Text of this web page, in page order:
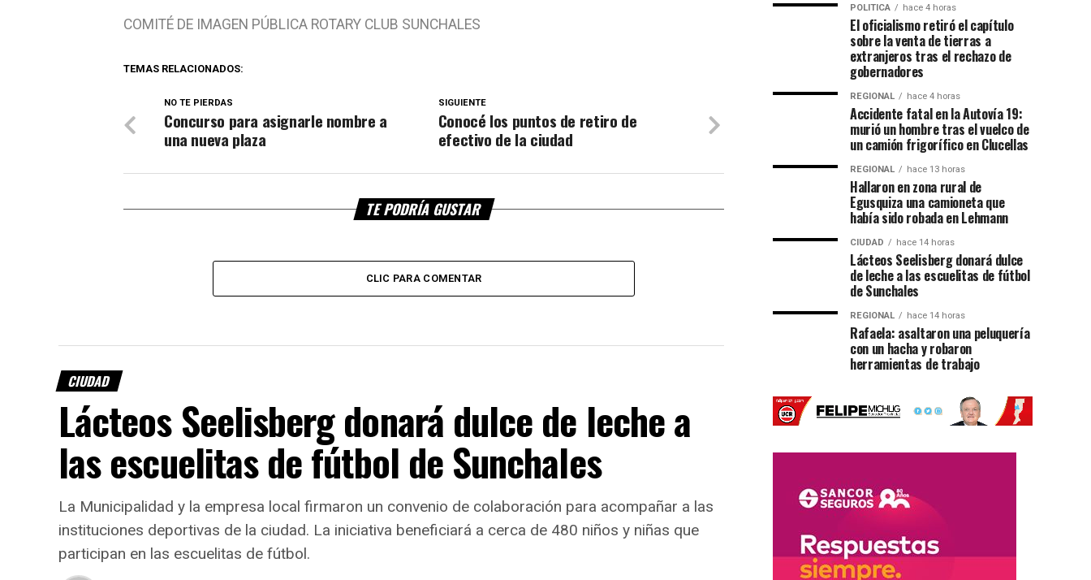
COMITÉ DE IMAGEN PÚBLICA ROTARY CLUB SUNCHALES
TEMAS RELACIONADOS:
SIGUIENTE
Conocé los puntos de retiro de
efectivo de la ciudad
NO TE PIERDAS
Concurso para asignarle nombre a
una nueva plaza
TE PODRÍA GUSTAR
CLIC PARA COMENTAR
CIUDAD
Lácteos Seelisberg donará dulce de leche a
las escuelitas de fútbol de Sunchales
La Municipalidad y la empresa local firmaron un convenio de colaboración para acompañar a las
instituciones deportivas de la ciudad. La iniciativa beneficiará a cerca de 480 niños y niñas que
participan en las escuelitas de fútbol.
POLITICA hace 4 horas
El oficialismo retiró el capítulo
sobre la venta de tierras a
extranjeros tras el rechazo de
gobernadores
REGIONAL hace 4 horas
Accidente fatal en la Autovía 19:
murió un hombre tras el vuelco de
un camión frigorífico en Clucellas
REGIONAL hace 13 horas
Hallaron en zona rural de
Egusquiza una camioneta que
había sido robada en Lehmann
CIUDAD hace 14 horas
Lácteos Seelisberg donará dulce
de leche a las escuelitas de fútbol
de Sunchales
REGIONAL hace 14 horas
Rafaela: asaltaron una peluquería
con un hacha y robaron
herramientas de trabajo